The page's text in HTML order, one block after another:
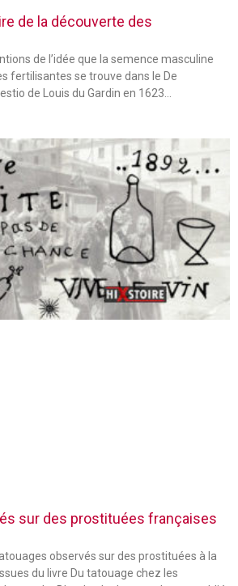
de la découverte des
de l’idée que la semence masculine
fertilisantes se trouve dans le De
de Louis du Gardin en 1623…
sur des prostituées françaises
observés sur des prostituées à la
du livre Du tatouage chez les